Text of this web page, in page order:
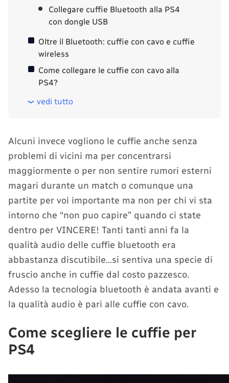
Collegare cuffie Bluetooth alla PS4
con dongle USB
Oltre il Bluetooth: cuffie con cavo e cuffie
wireless
Come collegare le cuffie con cavo alla
PS4?
vedi tutto
Alcuni invece vogliono le cuffie anche senza
problemi di vicini ma per concentrarsi
maggiormente o per non sentire rumori esterni
magari durante un match o comunque una
partite per voi importante ma non per chi vi sta
intorno che “non puo capire” quando ci state
dentro per VINCERE! Tanti tanti anni fa la
qualità audio delle cuffie bluetooth era
abbastanza discutibile…si sentiva una specie di
fruscio anche in cuffie dal costo pazzesco.
Adesso la tecnologia bluetooth è andata avanti e
la qualità audio è pari alle cuffie con cavo.
Come scegliere le cuffie per
PS4